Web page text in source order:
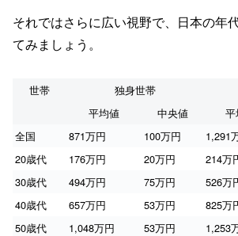
それではさらに広い視野で、日本の年
てみましょう。
世帯 独身世帯
平均値
中央値
全国
871万円 100万円 1,291
20歳代
176万円 20万円 214万
30歳代
494万円 75万円 526万
40歳代
657万円 53万円 825万
50歳代
1,048万円 53万円 1,253